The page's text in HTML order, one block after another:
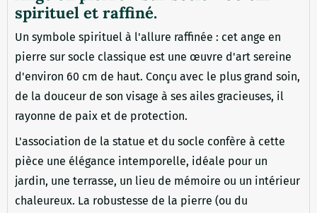
spirituel et raffiné.
Un symbole spirituel à l'allure raffinée : cet ange en
pierre sur socle classique est une œuvre d'art sereine
d'environ 60 cm de haut. Conçu avec le plus grand soin,
de la douceur de son visage à ses ailes gracieuses, il
rayonne de paix et de protection.
L'association de la statue et du socle confère à cette
pièce une élégance intemporelle, idéale pour un
jardin, une terrasse, un lieu de mémoire ou un intérieur
chaleureux. La robustesse de la pierre (ou du